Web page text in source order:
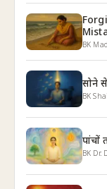
BK
सोने
BK
पांचों
BK Dr.